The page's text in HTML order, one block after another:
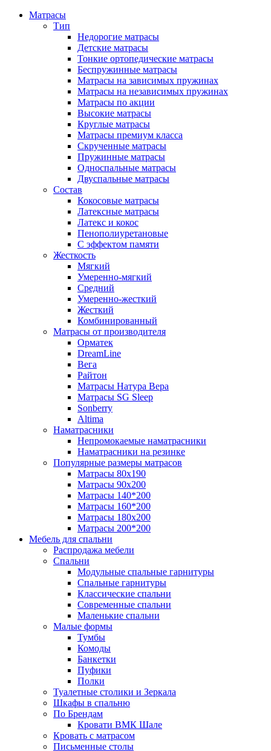
Матрасы
Тип
Недорогие матрасы
Детские матрасы
Тонкие ортопедические матрасы
Беспружинные матрасы
Матрасы на зависимых пружинах
Матрасы на независимых пружинах
Матрасы по акции
Высокие матрасы
Круглые матрасы
Матрасы премиум класса
Скрученные матрасы
Пружинные матрасы
Односпальные матрасы
Двуспальные матрасы
Состав
Кокосовые матрасы
Латексные матрасы
Латекс и кокос
Пенополиуретановые
С эффектом памяти
Жесткость
Мягкий
Умеренно-мягкий
Средний
Умеренно-жесткий
Жесткий
Комбинированный
Матрасы от производителя
Орматек
DreamLine
Вега
Райтон
Матрасы Натура Вера
Матрасы SG Sleep
Sonberry
Altima
Наматрасники
Непромокаемые наматрасники
Наматрасники на резинке
Популярные размеры матрасов
Матрасы 80x190
Матрасы 90x200
Матрасы 140*200
Матрасы 160*200
Матрасы 180x200
Матрасы 200*200
Мебель для спальни
Распродажа мебели
Спальни
Модульные спальные гарнитуры
Спальные гарнитуры
Классические спальни
Современные спальни
Маленькие спальни
Малые формы
Тумбы
Комоды
Банкетки
Пуфики
Полки
Туалетные столики и Зеркала
Шкафы в спальню
По Брендам
Кровати ВМК Шале
Кровать с матрасом
Письменные столы